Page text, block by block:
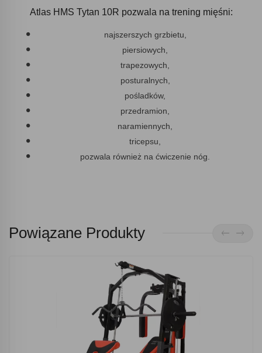
Atlas HMS Tytan 10R pozwala na trening mięśni:
najszerszych grzbietu,
piersiowych,
trapezowych,
posturalnych,
pośladków,
przedramion,
naramiennych,
tricepsu,
pozwala również na ćwiczenie nóg.
Powiązane Produkty